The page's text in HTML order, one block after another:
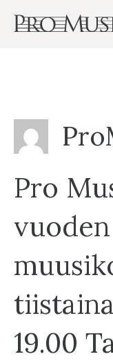
sisältöön
Pro
tiistaina
19.00